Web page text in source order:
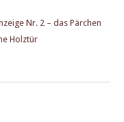
Nr. 2 – das Pärchen
Holztür